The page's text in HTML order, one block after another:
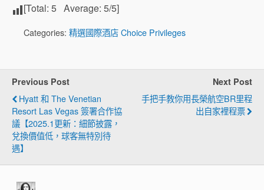
[Total: 5 Average: 5/5]
Categories: 精選國際酒店 Choice Privileges
Previous Post
Hyatt 和 The Venetian
Resort Las Vegas 簽署合作協
議【2025.1更新：細節披露，
兌換價值低，球客無特別待
遇】
Next Post
手把手教你用長榮航空BR里程
出自家裡程票